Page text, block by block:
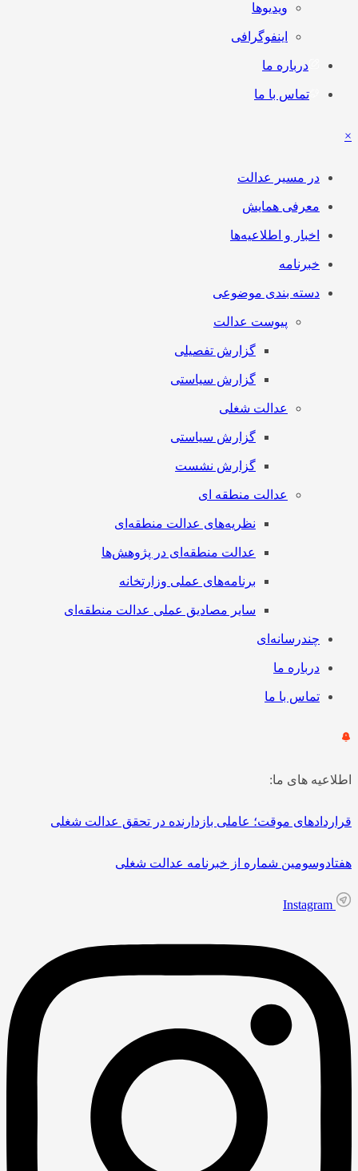
ویدیوها
اینفوگرافی
درباره ما
تماس با ما
×
در مسیر عدالت
معرفی همایش
اخبار و اطلاعیه‌ها
خبرنامه
دسته بندی موضوعی
پیوست عدالت
گزارش تفصیلی
گزارش سیاستی
عدالت شغلی
گزارش سیاستی
گزارش نشست
عدالت منطقه ای
نظریه‌های عدالت منطقه‌ای
عدالت منطقه‌ای در پژوهش‌ها
برنامه‌های عملی وزارتخانه
سایر مصادیق عملی عدالت منطقه‌ای
چندرسانه‌ای
درباره ما
تماس با ما
اطلاعیه های ما:
قراردادهای موقت؛ عاملی بازدارنده در تحقق عدالت شغلی
هفتادوسومین شماره از خبرنامه عدالت شغلی
Instagram